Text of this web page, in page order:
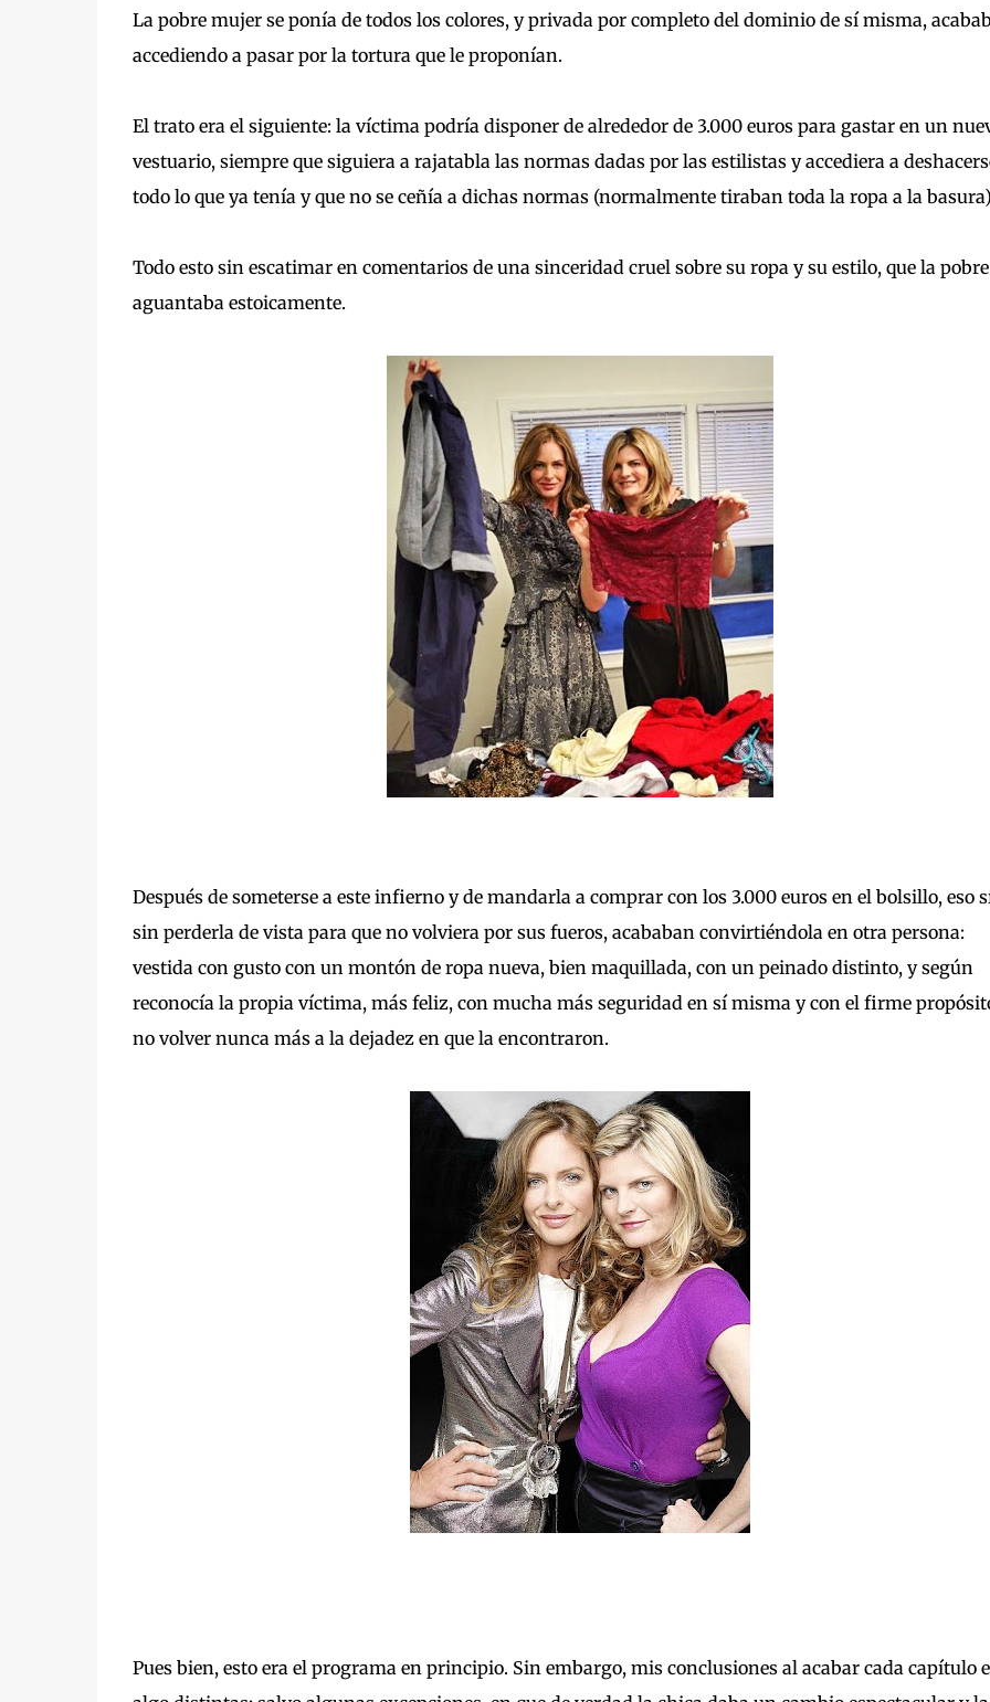
La pobre mujer se ponía de todos los colores, y privada por completo del dominio de sí misma,
accediendo a pasar por la tortura que le proponían.
El trato era el siguiente: la víctima podría disponer de alrededor de 3.000 euros para gastar en un
vestuario, siempre que siguiera a rajatabla las normas dadas por las estilistas y accediera a
todo lo que ya tenía y que no se ceñía a dichas normas (normalmente tiraban toda la ropa a la
Todo esto sin escatimar en comentarios de una sinceridad cruel sobre su ropa y su estilo, que la pobre
aguantaba estoicamente.
Después de someterse a este infierno y de mandarla a comprar con los 3.000 euros en el bolsillo, eso
sin perderla de vista para que no volviera por sus fueros, acababan convirtiéndola en otra persona:
vestida con gusto con un montón de ropa nueva, bien maquillada, con un peinado distinto, y según
reconocía la propia víctima, más feliz, con mucha más seguridad en sí misma y con el firme
no volver nunca más a la dejadez en que la encontraron.
Pues bien, esto era el programa en principio. Sin embargo, mis conclusiones al acabar cada capítulo